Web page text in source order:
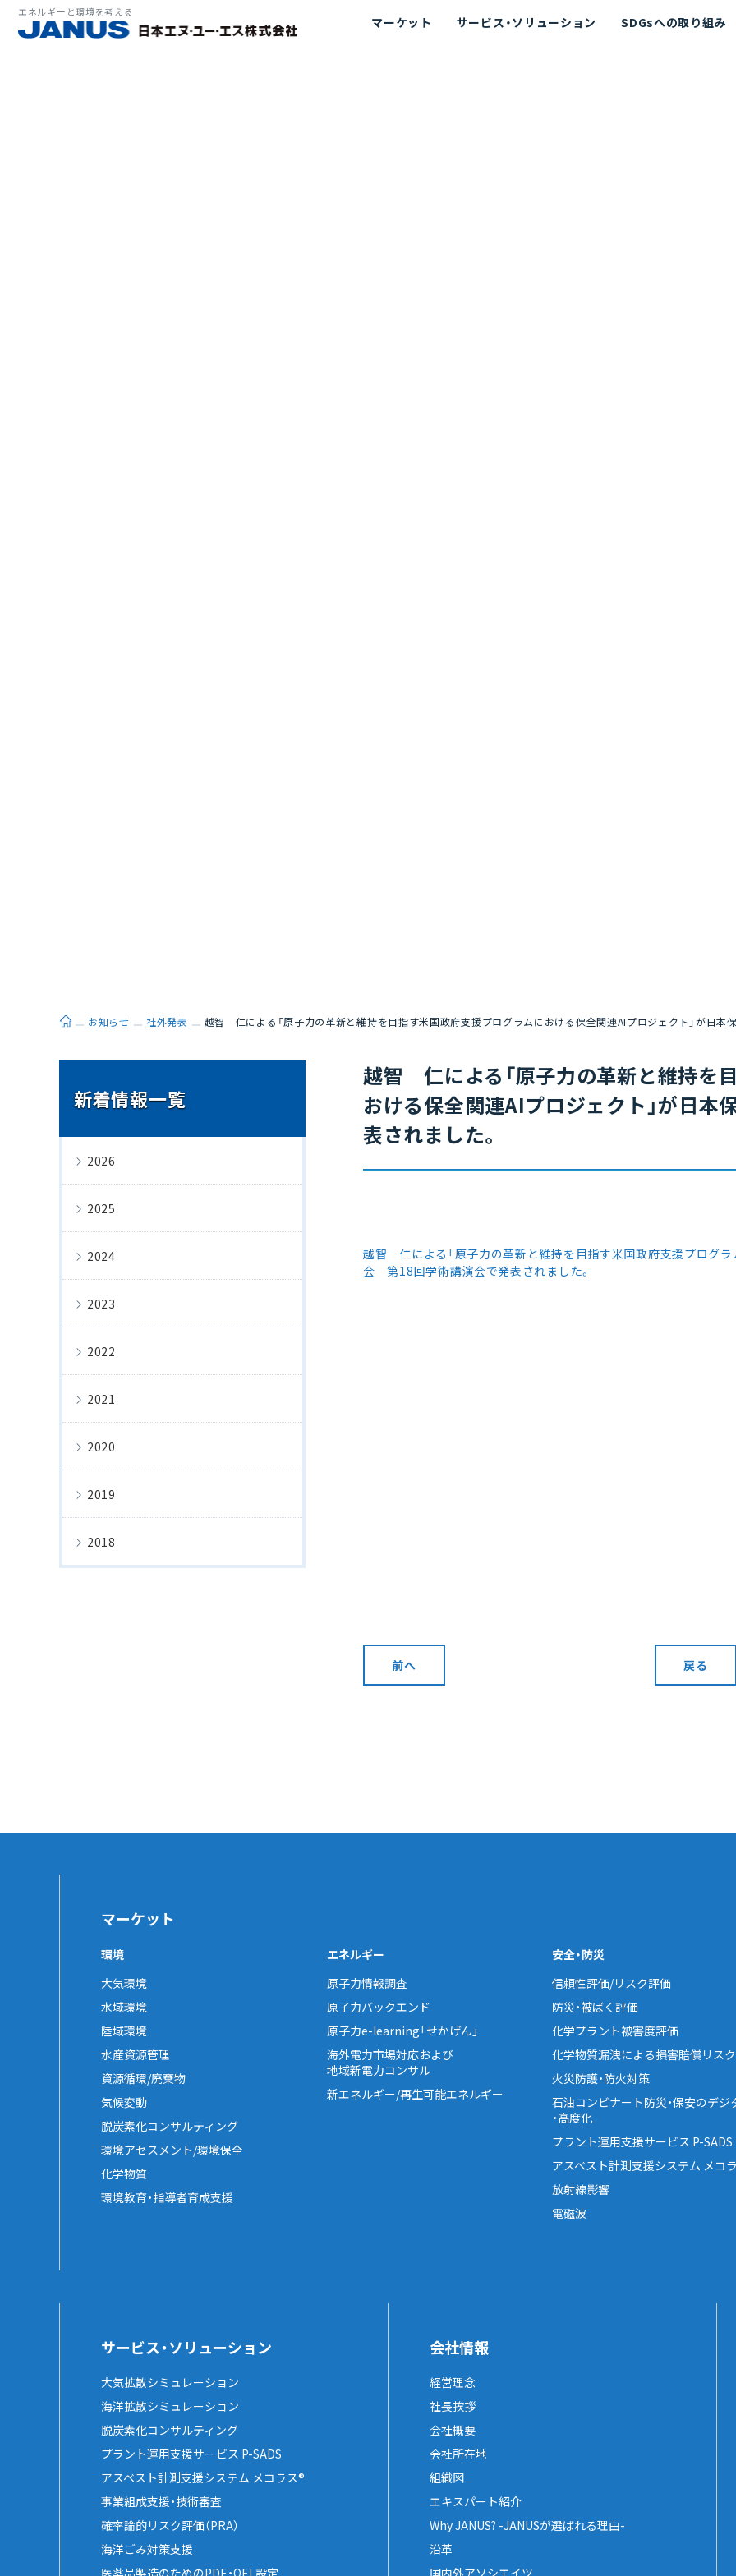
エネルギーと環境を考える
マーケット サービス・ソリューション SDGsへの取り組み
ホームお知らせ 社外発表 越智 仁による「原子力の革新と維持を目指す米国政府支援プログラムにおける保全関連AIプロジェクト」が日
越智 仁による「原子力の革新と維持を
おける保全関連AIプロジェクト」が日
表されました。
越智 仁による「原子力の革新と維持を目指す米国政府支援プログ
会 第18回学術講演会で発表されました。
前へ 戻る
新着情報一覧
2026
2025
2024
2023
2022
2021
2020
2019
2018
マーケット
環境
大気環境
水域環境
陸域環境
水産資源管理
資源循環/廃棄物
気候変動
脱炭素化コンサルティング
環境アセスメント/環境保全
化学物質
環境教育・指導者育成支援
エネルギー
原子力情報調査
原子力バックエンド
原子力e-learning「せかげん」
海外電力市場対応および
地域新電力コンサル
新エネルギー/再生可能エネルギー
安全・防災
信頼性評価/リスク評価
防災・被ばく評価
化学プラント被害度評価
化学物質漏洩による損害賠償リス
火災防護・防火対策
石油コンビナート防災・保安のデジ
・高度化
プラント運用支援サービス P-SADS
アスベスト計測支援システム メコ
放射線影響
電磁波
サービス・ソリューション
大気拡散シミュレーション
海洋拡散シミュレーション
脱炭素化コンサルティング
プラント運用支援サービス P-SADS
アスベスト計測支援システム メコラス®
事業組成支援・技術審査
確率論的リスク評価（PRA）
海洋ごみ対策支援
会社情報
経営理念
社長挨拶
会社概要
会社所在地
組織図
エキスパート紹介
Why JANUS? -JANUSが選ばれる理由-
沿革